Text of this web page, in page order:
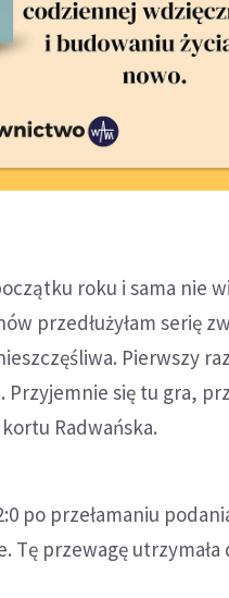
roku i sama nie
przedłużyłam serię
Pierwszy
się tu gra,
Radwańska.
po przełamaniu
przewagę utrzymała